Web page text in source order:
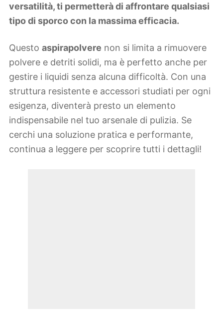
versatilità, ti permetterà di affrontare qualsiasi
tipo di sporco con la massima efficacia.
Questo aspirapolvere non si limita a rimuovere
polvere e detriti solidi, ma è perfetto anche per
gestire i liquidi senza alcuna difficoltà. Con una
struttura resistente e accessori studiati per ogni
esigenza, diventerà presto un elemento
indispensabile nel tuo arsenale di pulizia. Se
cerchi una soluzione pratica e performante,
continua a leggere per scoprire tutti i dettagli!